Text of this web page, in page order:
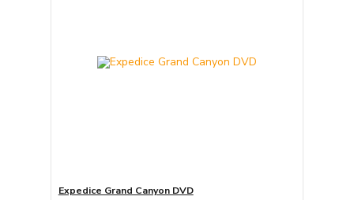
Expedice Grand Canyon DVD